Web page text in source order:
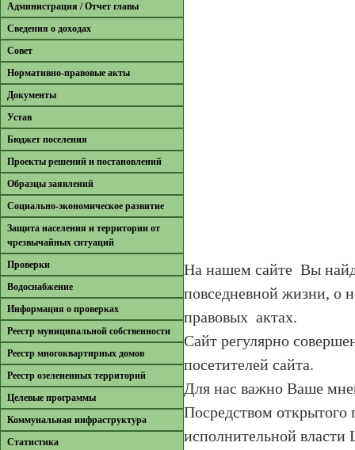
Администрация / Отчет главы
Сведения о доходах
Совет
Нормативно-правовые акты
Документы
Устав
Бюджет поселения
Проекты решений и постановлений
Образцы заявлений
Cоциально-экономическое развитие
Защита населения и территории от
чрезвычайных ситуаций
Проверки
Водоснабжение
Информация о проверках
Реестр муниципальной собственности
Реестр многоквартирных домов
Реестр озелененных территорий
Целевые программы
Коммунальная инфраструктура
Cтатистика
На нашем сайте Вы
повседневной жизни, о
правовых актах.
Сайт регулярно
посетителей сайта.
Для нас важно Ваше
Посредством открытого
исполнительной власти